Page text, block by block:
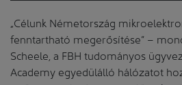
„Célunk Németország
fenntartható megerősítése” –
Scheele, a FBH tudományos
Academy egyedülálló hálózatot